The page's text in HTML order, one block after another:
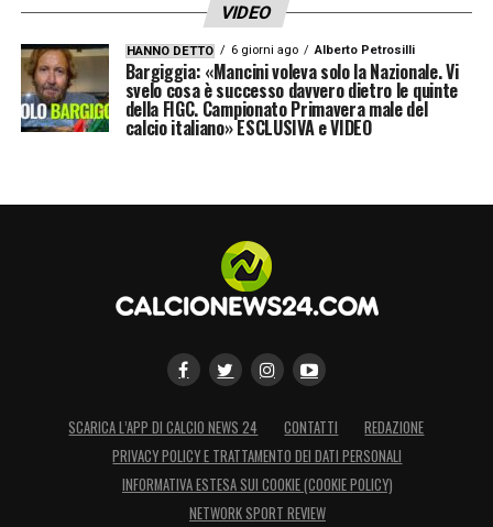
VIDEO
HANNO DETTO 6 giorni ago Alberto Petrosilli
Bargiggia: «Mancini voleva solo la Nazionale. Vi
svelo cosa è successo davvero dietro le quinte
della FIGC. Campionato Primavera male del
calcio italiano» ESCLUSIVA e VIDEO
SCARICA L’APP DI CALCIO NEWS 24 CONTATTI
REDAZIONE
PRIVACY POLICY E TRATTAMENTO DEI DATI PERSONALI
INFORMATIVA ESTESA SUI COOKIE (COOKIE POLICY)
NETWORK SPORT REVIEW